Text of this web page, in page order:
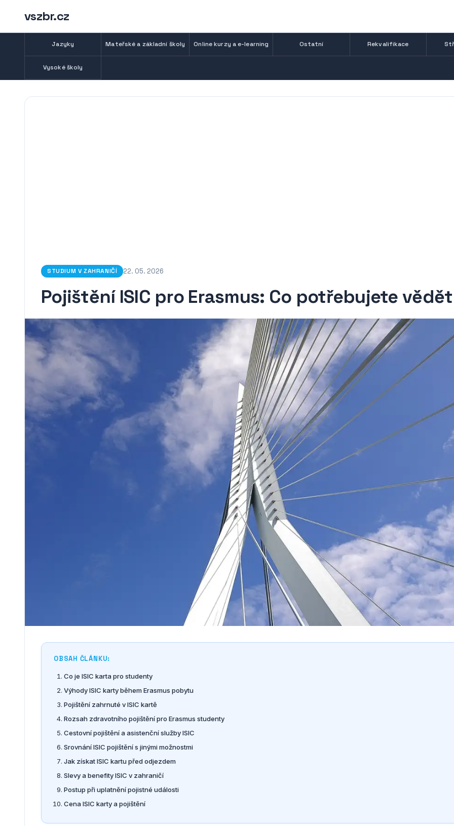
vszbr.cz
Jazyky Mateřské a základní školy Online kurzy a e-learning Ostatní Rekvalifikace
Vysoké školy
STUDIUM V ZAHRANIČÍ 22. 05. 2026
Pojištění ISIC pro Erasmus: Co potřebujete vědět
OBSAH ČLÁNKU:
Co je ISIC karta pro studenty
Výhody ISIC karty během Erasmus pobytu
Pojištění zahrnuté v ISIC kartě
Rozsah zdravotního pojištění pro Erasmus studenty
Cestovní pojištění a asistenční služby ISIC
Srovnání ISIC pojištění s jinými možnostmi
Jak získat ISIC kartu před odjezdem
Slevy a benefity ISIC v zahraničí
Postup při uplatnění pojistné události
Cena ISIC karty a pojištění